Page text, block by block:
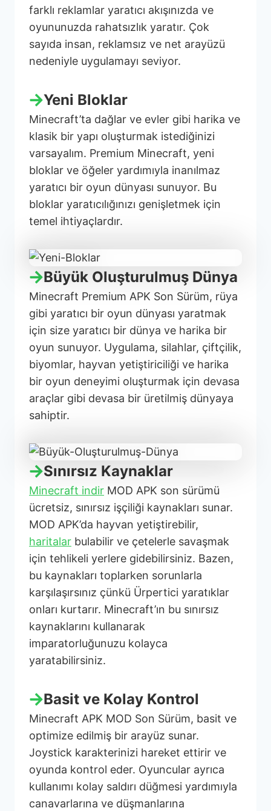
farklı reklamlar yaratıcı akışınızda ve
oyununuzda rahatsızlık yaratır. Çok
sayıda insan, reklamsız ve net arayüzü
nedeniyle uygulamayı seviyor.
Yeni Bloklar
Minecraft’ta dağlar ve evler gibi harika ve
klasik bir yapı oluşturmak istediğinizi
varsayalım. Premium Minecraft, yeni
bloklar ve öğeler yardımıyla inanılmaz
yaratıcı bir oyun dünyası sunuyor. Bu
bloklar yaratıcılığınızı genişletmek için
temel ihtiyaçlardır.
Büyük Oluşturulmuş Dünya
Minecraft Premium APK Son Sürüm, rüya
gibi yaratıcı bir oyun dünyası yaratmak
için size yaratıcı bir dünya ve harika bir
oyun sunuyor. Uygulama, silahlar, çiftçilik,
biyomlar, hayvan yetiştiriciliği ve harika
bir oyun deneyimi oluşturmak için devasa
araçlar gibi devasa bir üretilmiş dünyaya
sahiptir.
Sınırsız Kaynaklar
Minecraft indir MOD APK son sürümü
ücretsiz, sınırsız işçiliği kaynakları sunar.
MOD APK’da hayvan yetiştirebilir,
haritalar bulabilir ve çetelerle savaşmak
için tehlikeli yerlere gidebilirsiniz. Bazen,
bu kaynakları toplarken sorunlarla
karşılaşırsınız çünkü Ürpertici yaratıklar
onları kurtarır. Minecraft’ın bu sınırsız
kaynaklarını kullanarak
imparatorluğunuzu kolayca
yaratabilirsiniz.
Basit ve Kolay Kontrol
Minecraft APK MOD Son Sürüm, basit ve
optimize edilmiş bir arayüz sunar.
Joystick karakterinizi hareket ettirir ve
oyunda kontrol eder. Oyuncular ayrıca
kullanımı kolay saldırı düğmesi yardımıyla
canavarlarına ve düşmanlarına